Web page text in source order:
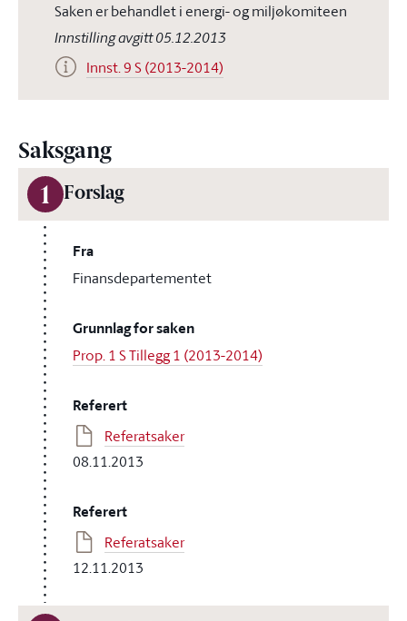
Saken er behandlet i energi- og miljøkomiteen
Innstilling avgitt 05.12.2013
Innst. 9 S (2013-2014)
Saksgang
1 Forslag
Fra
Finansdepartementet
Grunnlag for saken
Prop. 1 S Tillegg 1 (2013-2014)
Referert
Referatsaker
08.11.2013
Referert
Referatsaker
12.11.2013